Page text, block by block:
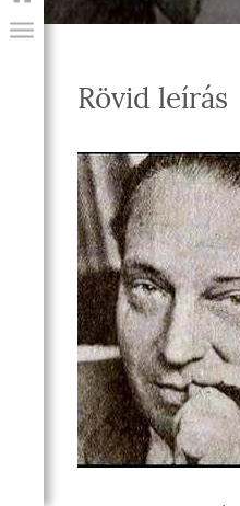
PROGRAM
Rövid leírás